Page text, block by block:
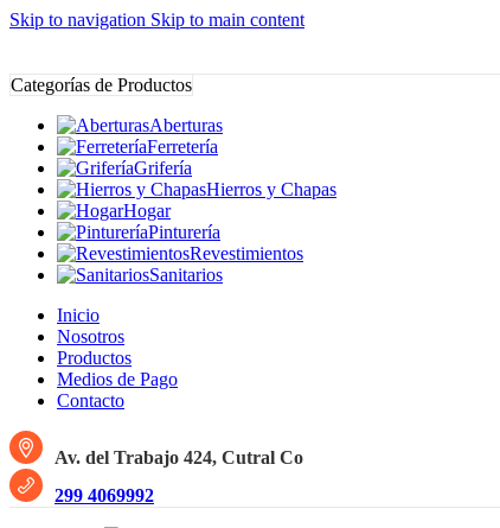
Skip to navigation Skip to main content
Categorías de Productos
Aberturas
Ferretería
Grifería
Hierros y Chapas
Hogar
Pinturería
Revestimientos
Sanitarios
Inicio
Nosotros
Productos
Medios de Pago
Contacto
Av. del Trabajo 424, Cutral Co
299 4069992